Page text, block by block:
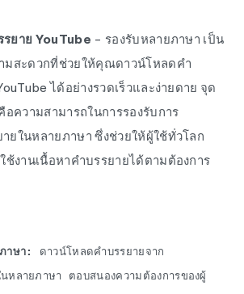
ยาย YouTube - รองรับหลายภาษา เป็น
มสะดวกที่ช่วยให้คุณดาวน์โหลดคำ
ได้อย่างรวดเร็วและง่ายดาย จุด
อความสามารถในการรองรับการ
ยในหลายภาษา ซึ่งช่วยให้ผู้ใช้ทั่วโลก
ช้งานเนื้อหาคำบรรยายได้ตามต้องการ
าษา:
ดาวน์โหลดคำบรรยายจาก
หลายภาษา ตอบสนองความต้องการของผู้